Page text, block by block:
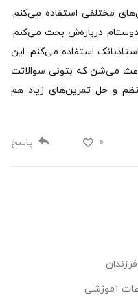
مختلفی استفاده می‌کنم.
درباره‌ش بحث می‌کنم.
استفاده می‌کنم. این
می‌شن که بتونی سوالاتت
و حل تمرین‌های زیاد هم
0 پاسخ
آموزشی